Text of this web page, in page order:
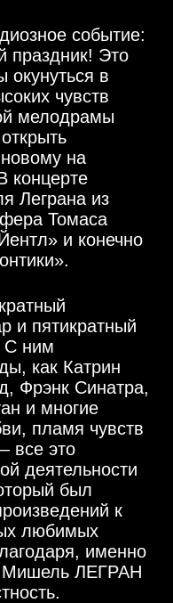
событие:
праздник! Это
окунуться в
чувств
мелодрамы
на
концерте
Леграна из
Томаса
и конечно
и пятикратный
С ним
как Катрин
Фрэнк Синатра,
и многие
пламя чувств
все это
деятельности
был
к
любимых
именно
Мишель ЛЕГРАН